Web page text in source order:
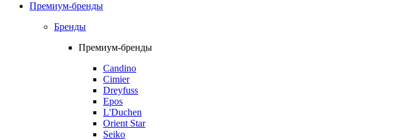
Премиум-бренды
Бренды
Премиум-бренды
Candino
Cimier
Dreyfuss
Epos
L'Duchen
Orient Star
Seiko